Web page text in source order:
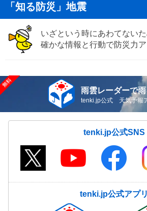
「知る防災」地震
いざという時にあわてない
確かな情報と行動で防災力
雨雲レーダーで雨
tenki.jp公式 天気予報
tenki.jp公式SNS
tenki.jp公式アプリ